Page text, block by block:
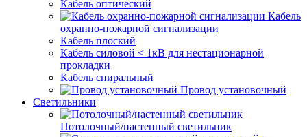
Кабель оптический
Кабель
охранно-пожарной сигнализации
Кабель плоский
Кабель силовой < 1кВ для нестационарной
прокладки
Кабель спиральный
Провод установочный
Светильники
Потолочный/настенный светильник